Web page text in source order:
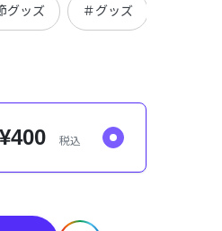
グッズ ＃グッズ
¥400 税込